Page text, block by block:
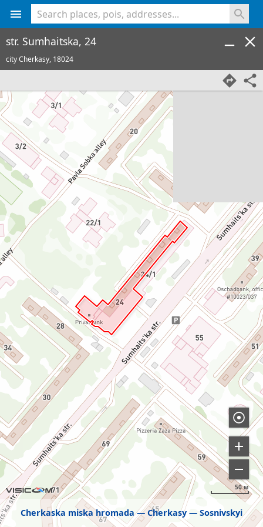
Cherkaska miska hromada Cherkasy Sosnivskyi
50 м
str. Sumhaitska, 24
city Cherkasy, 18024
<% console.log(hcard) %>